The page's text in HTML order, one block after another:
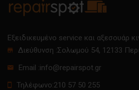
Εξειδικευμένο service και αξεσουάρ
Διεύθυνση :Σολωμού 54, 12133
Email :info@repairspot.gr
Τηλέφωνο:210 57 50 255